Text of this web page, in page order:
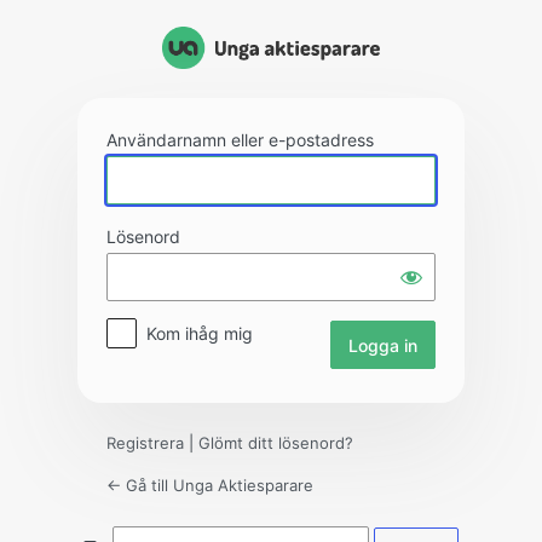
Användarnamn eller e-postadress
Lösenord
Kom ihåg mig
Registrera Glömt ditt lösenord?
← Gå till Unga Aktiesparare